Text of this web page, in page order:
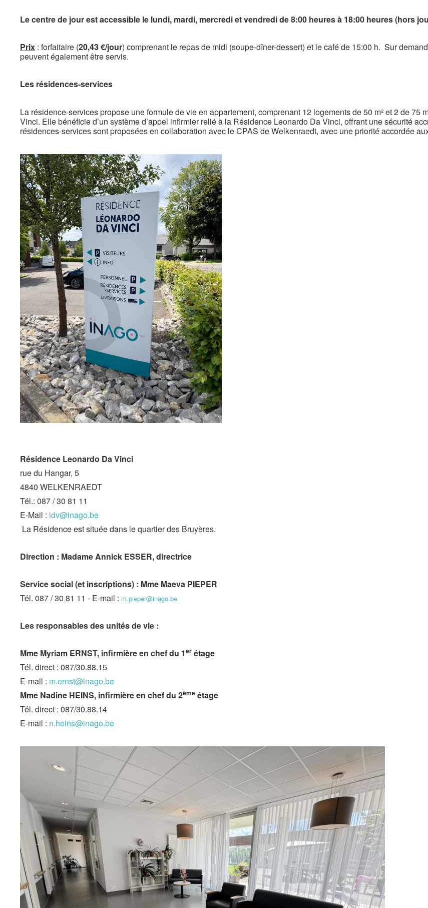
Le centre de jour est accessible le lundi, mardi, mercredi et vendredi de 8:00 heures à 18:00 heures (hors
Prix : forfaitaire (20,43 €/jour) comprenant le repas de midi (soupe-dîner-dessert) et le café de 15:00 h. Sur
peu­vent également être servis.
Les résidences-services
La résidence-services propose une formule de vie en appartement, comprenant 12 logements de 50 m² et 2 de
Vinci. Elle bénéficie d’un système d’appel infirmier relié à la Résidence Leonardo Da Vinci, offrant une sécurité
résidences-services sont proposées en collaboration avec le CPAS de Welkenraedt, avec une priorité accordée
Résidence Leonardo Da Vinci
rue du Hangar, 5
4840 WELKENRAEDT
Tél.: 087 / 30 81 11
E-Mail : ldv@inago.be
La Résidence est située dans le quartier des Bruyères.
Direction : Madame Annick ESSER, directrice
Service social (et inscriptions) : Mme Maeva PIEPER
Tél. 087 / 30 81 11 - E-mail : m.pieper@inago.be
Les responsables des unités de vie :
Mme Myriam ERNST, infirmière en chef du 1er étage
Tél. direct : 087/30.88.15
E-mail : m.ernst@inago.be
Mme Nadine HEINS, infirmière en chef du 2ème étage
Tél. direct : 087/30.88.14
E-mail : n.heins@inago.be